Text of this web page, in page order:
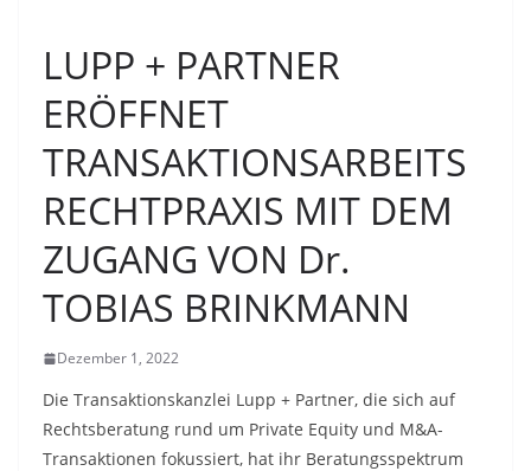
LUPP + PARTNER
ERÖFFNET
TRANSAKTIONSARBEITS
RECHTPRAXIS MIT DEM
ZUGANG VON Dr.
TOBIAS BRINKMANN
Dezember 1, 2022
Die Transaktionskanzlei Lupp + Partner, die sich auf
Rechtsberatung rund um Private Equity und M&A-
Transaktionen fokussiert, hat ihr Beratungsspektrum